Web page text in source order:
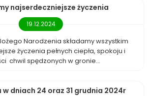
najserdeczniejsze życzenia
19.12.2024
Narodzenia składamy wszystkim
życzenia pełnych ciepła, spokoju i
chwil spędzonych w gronie...
w dniach 24 oraz 31 grudnia 2024r